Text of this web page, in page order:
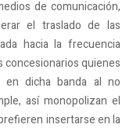
de comunicación,
el traslado de las
hacia la frecuencia
concesionarios quienes
dicha banda al no
así monopolizan el
insertarse en la